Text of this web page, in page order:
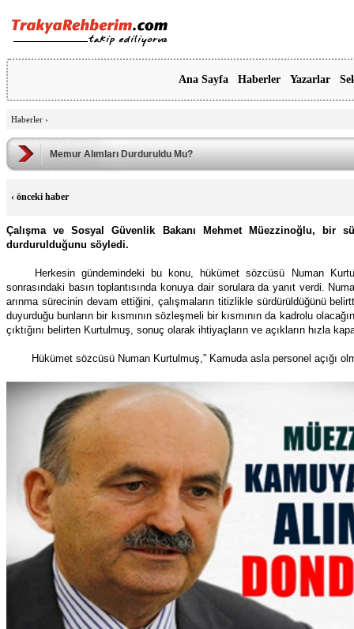
Ana Sayfa Haberler Yazarlar
Haberler ›
Memur Alımları Durduruldu Mu?
‹ önceki haber
Çalışma ve Sosyal Güvenlik Bakanı Mehmet Müezzinoğlu, bir
durdurulduğunu söyledi.
Herkesin gündemindeki bu konu, hükümet sözcüsü Numan
sonrasındaki basın toplantısında konuya dair sorulara da yanıt verdi.
arınma sürecinin devam ettiğini, çalışmaların titizlikle sürdürüldüğünü
duyurduğu bunların bir kısmının sözleşmeli bir kısmının da kadrolu
çıktığını belirten Kurtulmuş, sonuç olarak ihtiyaçların ve açıkların hızla
Hükümet sözcüsü Numan Kurtulmuş,” Kamuda asla personel açığı